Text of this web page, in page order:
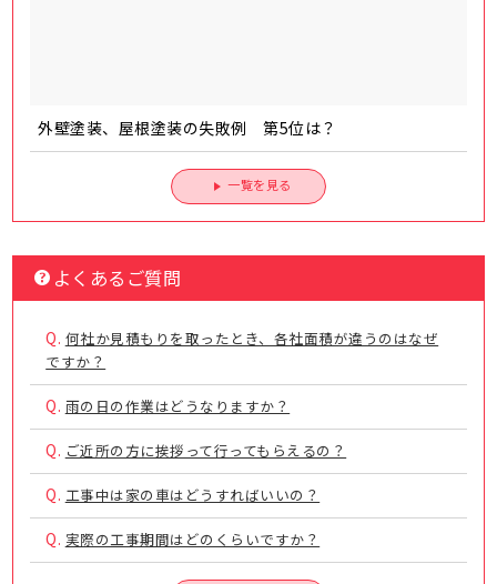
外壁塗装、屋根塗装の失敗例 第5位は？
一覧を見る
よくあるご質問
Q. 何社か見積もりを取ったとき、各社面積が違うのはなぜ
ですか？
Q. 雨の日の作業はどうなりますか？
Q. ご近所の方に挨拶って行ってもらえるの？
Q. 工事中は家の車はどうすればいいの？
Q. 実際の工事期間はどのくらいですか？